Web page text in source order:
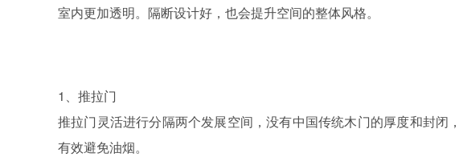
室内更加透明。隔断设计好，也会提升空间的整体风格。
1、推拉门
推拉门灵活进行分隔两个发展空间，没有中国传统木门的厚度和封闭
有效避免油烟。